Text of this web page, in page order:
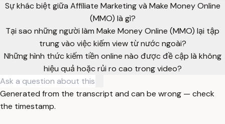
Sự khác biệt giữa Affiliate Marketing và Make Money Online
(MMO) là gì?
Tại sao những người làm Make Money Online (MMO) lại tập
trung vào việc kiếm view từ nước ngoài?
Những hình thức kiếm tiền online nào được đề cập là không
hiệu quả hoặc rủi ro cao trong video?
Generated from the transcript and can be wrong — check
the timestamp.